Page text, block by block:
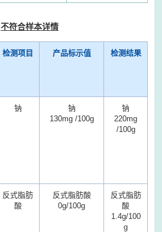
不符合样本详情
检测项目 产品标示值 检测结果
钠
钠
130mg /100g
钠
220mg
/100g
反式脂肪
酸
反式脂肪酸
0g/100g
反式脂肪
酸
1.4g/100
g